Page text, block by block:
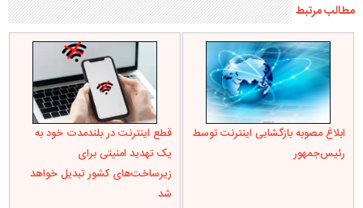
مطالب مرتبط
ابلاغ مصوبه بازگشایی اینترنت توسط
رئیس‌جمهور
قطع اینترنت در بلندمدت خود به
یک تهدید امنیتی برای
زیرساخت‌های کشور تبدیل خواهد
شد